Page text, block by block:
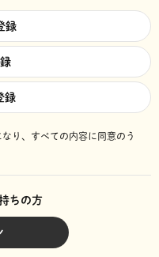
録
録
り、 すべての内容に同意のう
ちの方